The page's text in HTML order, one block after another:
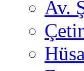
Av.